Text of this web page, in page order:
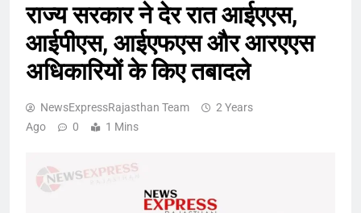
राज्य सरकार ने देर रात आईएएस,
आईपीएस, आईएफएस और आरएएस
अधिकारियों के किए तबादले
NewsExpressRajasthan Team
2 Years
Ago
0 1 Mins